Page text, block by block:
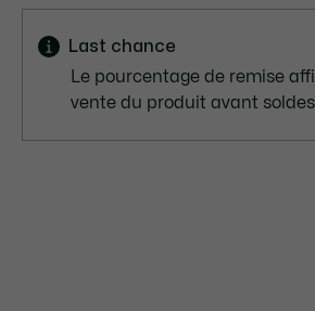
Last chance
Le pourcentage de remise
vente du produit avant soldes.